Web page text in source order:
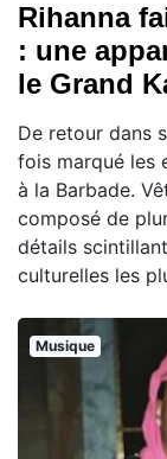
Rihanna
: une
le Grand
De retour dans
fois marqué les
à la Barbade.
composé de
détails
culturelles les
Musique